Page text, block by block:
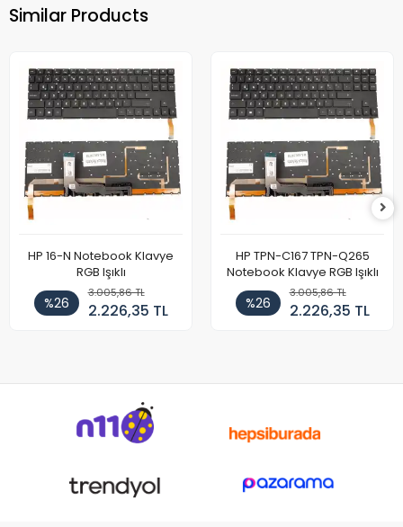
Similar Products
HP 16-N Notebook Klavye
RGB Işıklı
%26
3.005,86 TL
2.226,35 TL
HP TPN-C167 TPN-Q265
Notebook Klavye RGB Işıklı
%26
3.005,86 TL
2.226,35 TL